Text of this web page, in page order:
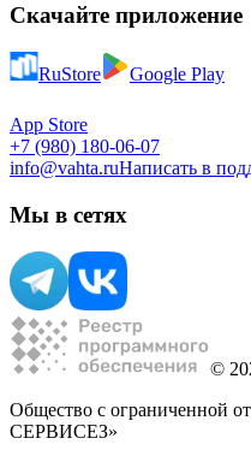
Скачайте приложение
RuStore Google Play
App Store
+7 (980) 180-06-07
info@vahta.ruНаписать в
Мы в сетях
©
Общество с ограниченной
СЕРВИСЕЗ»